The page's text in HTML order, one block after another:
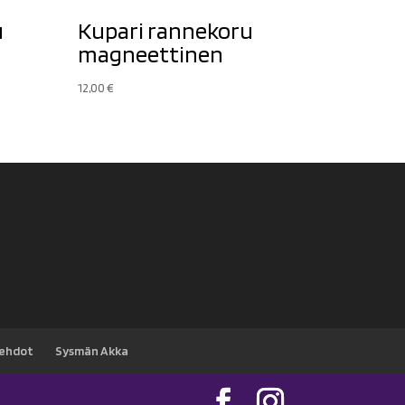
Kupari rannekoru
magneettinen
12,00€
Sysmän Akka